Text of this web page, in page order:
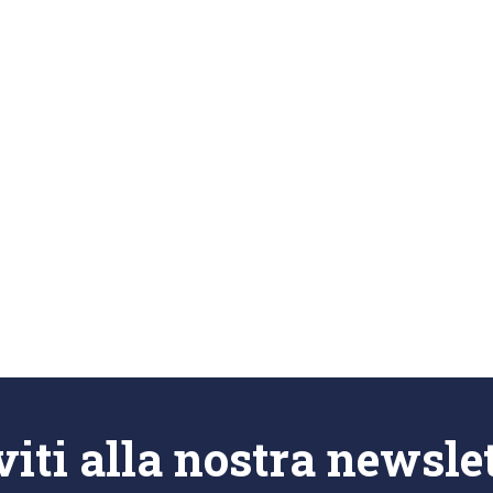
alla nostra